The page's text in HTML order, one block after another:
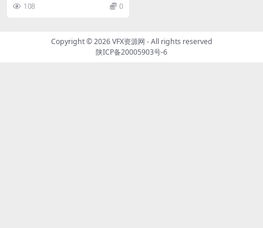
108 0
Copyright © 2026VFX资源网 - All rights reserved
陕ICP备20005903号-6